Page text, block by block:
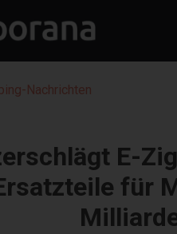
Nachrichten
E-
für